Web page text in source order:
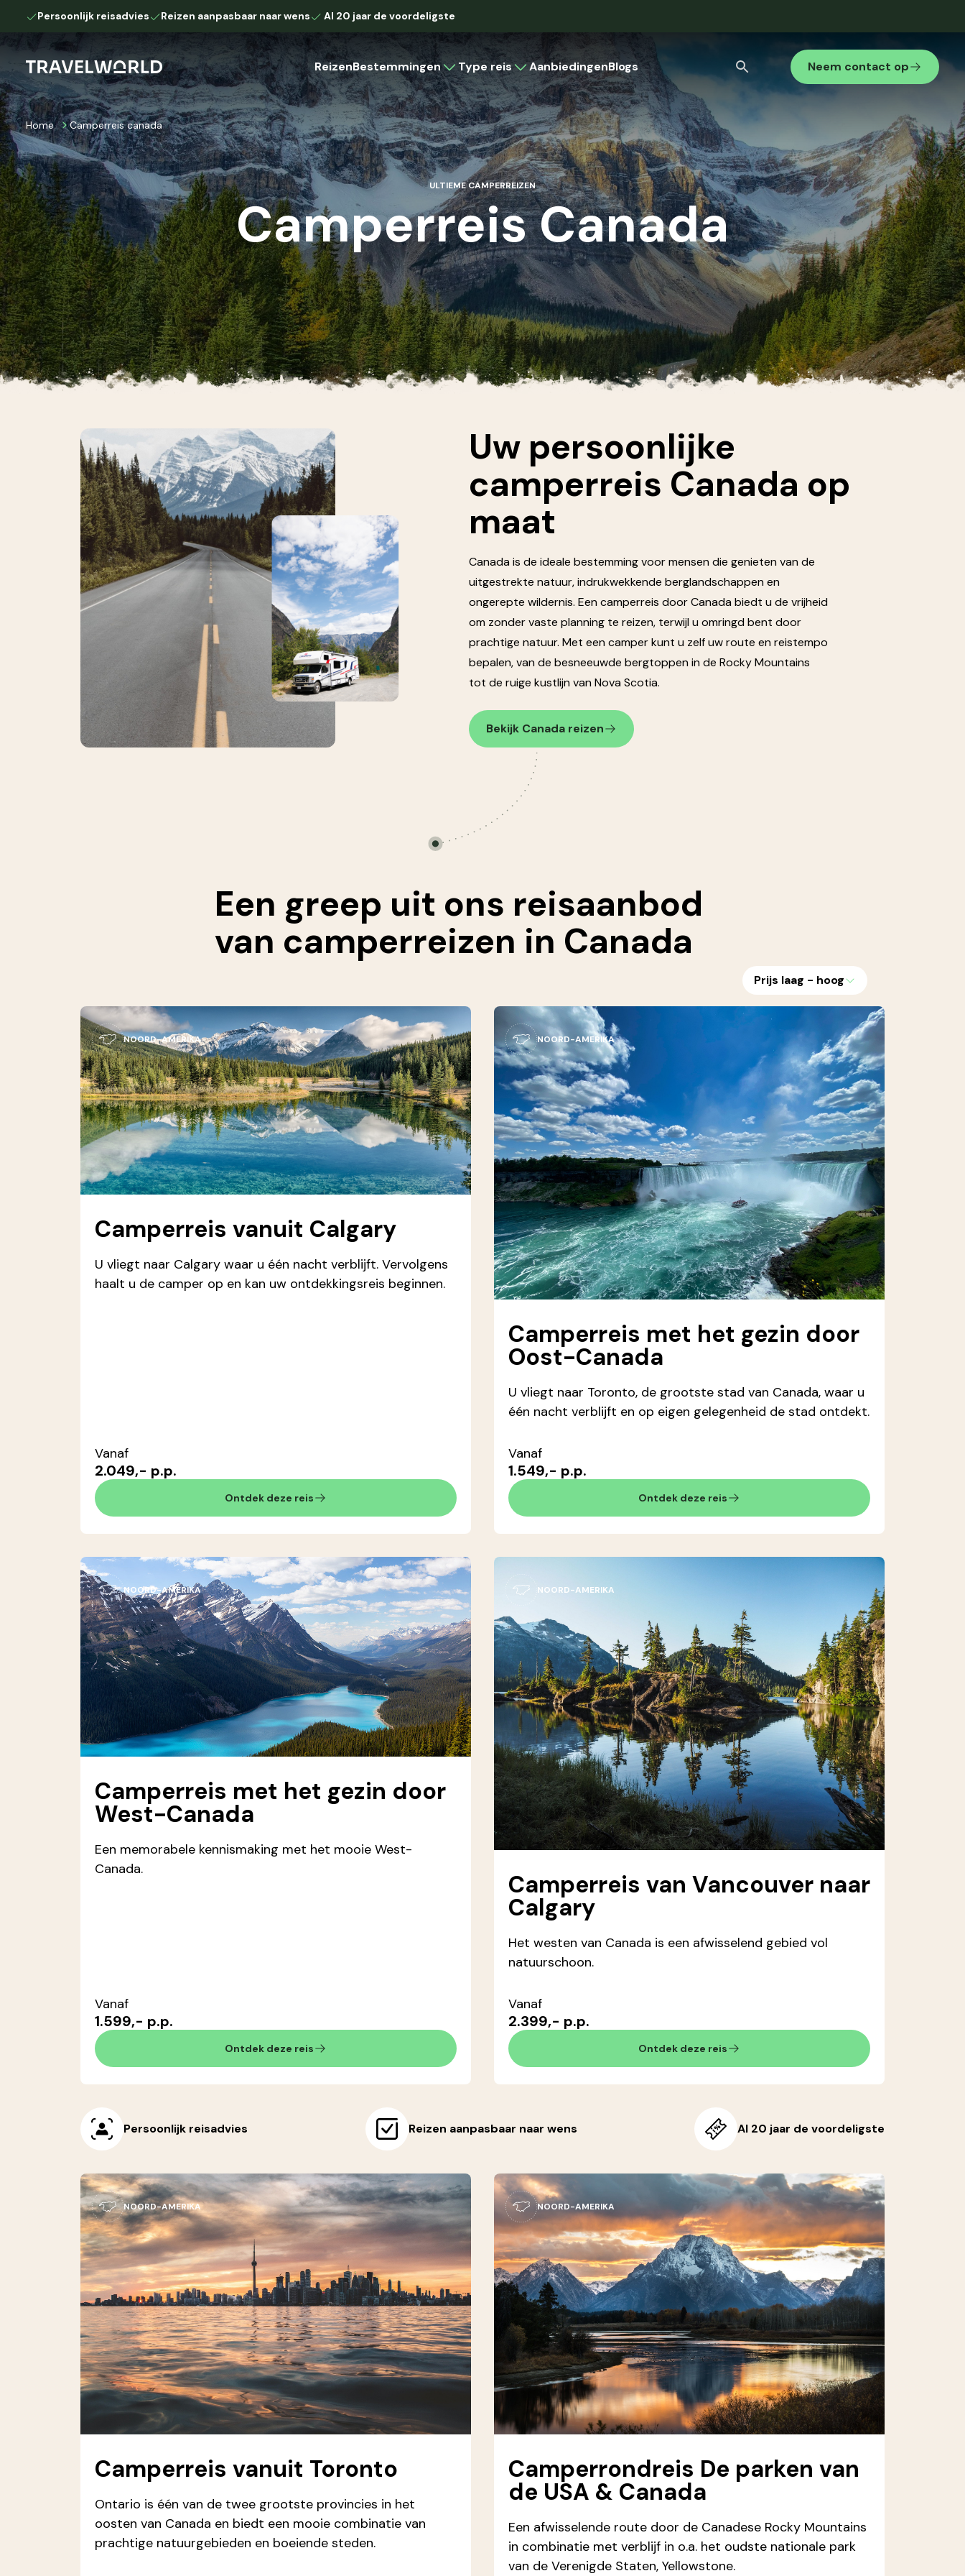
Persoonlijk reisadvies Reizen aanpasbaar naar wens Al 20 jaar de voordeligste
ReizenBestemmingen
Afrika
Botswana
Kenia
Namibië
Tanzania
Zuid-Afrika
Europa
IJsland
Lapland
Down Under
Australië
Nieuw-Zeeland
Azië
Bali/Indonesië
Japan
Singapore
Thailand
Vietnam/Laos/Cambodja
Caribbean
Aruba
Bonaire
Curaçao
Cuba
Latijns-Amerika
Brazilië
Colombia
Costa Rica
Mexico
Panama
Midden-Oosten
Jordanië
Verenigde Arabische
Type reis
Camperreis Autoreis Rondreis Strandvakantie Cruise Stedenreis Internationaal gezelschap
AanbiedingenBlogs
Bekijk alle zoekresultaten
Neem contact op
Home Camperreis canada
ULTIEME CAMPERREIZEN
Camperreis Canada
Uw persoonlijke
camperreis Canada op
maat
Canada is de ideale bestemming voor mensen die genieten van de
uitgestrekte natuur, indrukwekkende berglandschappen en
ongerepte wildernis. Een camperreis door Canada biedt u de vrijheid
om zonder vaste planning te reizen, terwijl u omringd bent door
prachtige natuur. Met een camper kunt u zelf uw route en reistempo
bepalen, van de besneeuwde bergtoppen in de Rocky Mountains
tot de ruige kustlijn van Nova Scotia.
Bekijk Canada reizen
Een greep uit ons reisaanbod
van camperreizen in Canada
Prijs laag - hoog
NOORD-AMERIKA
Camperreis vanuit Calgary
U vliegt naar Calgary waar u één nacht verblijft. Vervolgens
haalt u de camper op en kan uw ontdekkingsreis beginnen.
Ontdek deze reis
Vanaf
2.049,- p.p.
NOORD-AMERIKA
Camperreis met het gezin door
Oost-Canada
U vliegt naar Toronto, de grootste stad van Canada, waar u
één nacht verblijft en op eigen gelegenheid de stad ontdekt.
Ontdek deze reis
Vanaf
1.549,- p.p.
NOORD-AMERIKA
Camperreis met het gezin door
West-Canada
Een memorabele kennismaking met het mooie West-
Canada.
Ontdek deze reis
Vanaf
1.599,- p.p.
NOORD-AMERIKA
Camperreis van Vancouver naar
Calgary
Het westen van Canada is een afwisselend gebied vol
natuurschoon.
Ontdek deze reis
Vanaf
2.399,- p.p.
Persoonlijk reisadvies Reizen aanpasbaar naar wens Al 20 jaar de voordeligste
NOORD-AMERIKA
Camperreis vanuit Toronto
Ontario is één van de twee grootste provincies in het
oosten van Canada en biedt een mooie combinatie van
prachtige natuurgebieden en boeiende steden.
NOORD-AMERIKA
Camperrondreis De parken van
de USA & Canada
Een afwisselende route door de Canadese Rocky Mountains
in combinatie met verblijf in o.a. het oudste nationale park
van de Verenigde Staten, Yellowstone.